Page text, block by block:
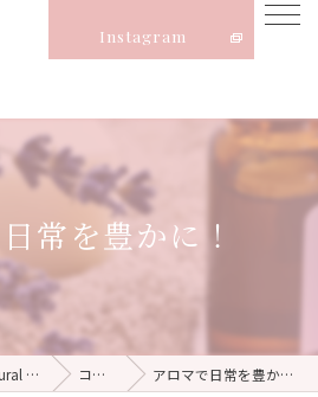
Instagram
常を豊かに！
船橋市のアロマならNatural Witch コラム アロマで日常を豊かに！